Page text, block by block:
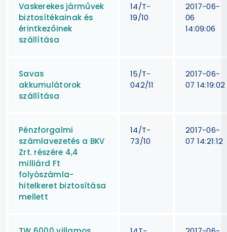
Vaskerekes járművek
biztosítékainak és
érintkezőinek
szállítása
14/T-
19/10
2017-06-
06
14:09:06
Savas
akkumulátorok
szállítása
15/T-
042/11
2017-06-
07 14:19:02
Pénzforgalmi
számlavezetés a BKV
Zrt. részére 4,4
milliárd Ft
folyószámla-
hitelkeret biztosítása
mellett
14/T-
73/10
2017-06-
07 14:21:12